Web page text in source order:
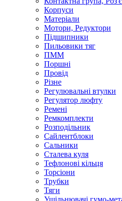
Корпуси
Матеріали
Мотори, Редуктори
Підшипники
Пильовики тяг
ПММ
Поршні
Провід
Різне
Регулювальні втулки
Регулятор люфту
Ремені
Ремкомплекти
Розподільник
Сайлентблоки
Сальники
Сталева куля
Тефлонові кільця
Торсіони
Трубки
Тяги
Ущільнювачі гумо-